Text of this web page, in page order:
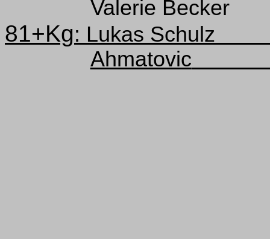
Valerie Becker
81+Kg: Lukas Schulz
Ahmatovic